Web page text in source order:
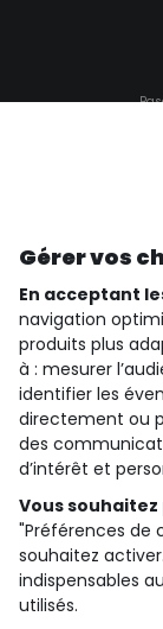
qui sommes-
besoin d'aide ?
le club fidélité
notre catalogue
Conditions
Conditions
Politique de
Gérer vos
En acceptant
navigation
produits plus
à : mesurer
identifier les
directement ou
des
d’intérêt et
Vous
"Préférences de
souhaitez activer.
indispensables
utilisés.